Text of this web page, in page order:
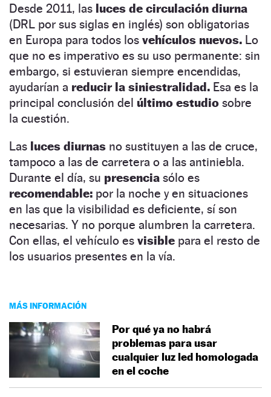
Desde 2011, las luces de circulación diurna
(DRL por sus siglas en inglés) son obligatorias
en Europa para todos los vehículos nuevos. Lo
que no es imperativo es su uso permanente: sin
embargo, si estuvieran siempre encendidas,
ayudarían a reducir la siniestralidad. Esa es la
principal conclusión del último estudio sobre
la cuestión.
Las luces diurnas no sustituyen a las de cruce,
tampoco a las de carretera o a las antiniebla.
Durante el día, su presencia sólo es
recomendable: por la noche y en situaciones
en las que la visibilidad es deficiente, sí son
necesarias. Y no porque alumbren la carretera.
Con ellas, el vehículo es visible para el resto de
los usuarios presentes en la vía.
MÁS INFORMACIÓN
Por qué ya no habrá
problemas para usar
cualquier luz led homologada
en el coche